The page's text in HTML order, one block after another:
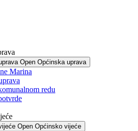
Open Općinska uprava
Marina
redu
Open Općinsko vijeće